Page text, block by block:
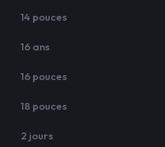
14 pouces
16 ans
16 pouces
18 pouces
2 jours